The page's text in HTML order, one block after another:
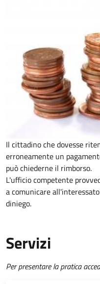
Il cittadino che dovesse
erroneamente un
può chiederne il rimborso.
L'ufficio competente
a comunicare
diniego.
Servizi
Per presentare la pratica